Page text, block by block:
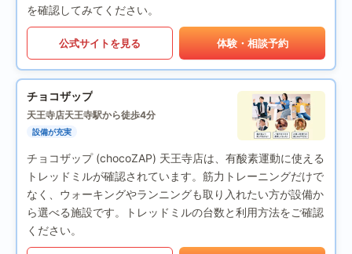
を確認してみてください。
公式サイトを見る 体験・相談予約
チョコザップ
天王寺店天王寺駅から徒歩4分
設備が充実
チョコザップ (chocoZAP) 天王寺店は、有酸素運動に使える
トレッドミルが確認されています。筋力トレーニングだけで
なく、ウォーキングやランニングも取り入れたい方が設備か
ら選べる施設です。トレッドミルの台数と利用方法をご確認
ください。